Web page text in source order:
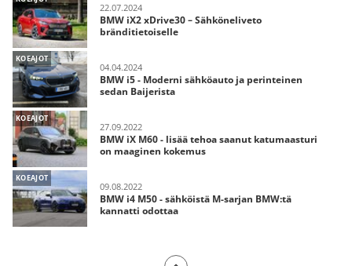
22.07.2024
BMW iX2 xDrive30 – Sähköneliveto
bränditietoiselle
KOEAJOT
04.04.2024
BMW i5 - Moderni sähköauto ja perinteinen
sedan Baijerista
KOEAJOT
27.09.2022
BMW iX M60 - lisää tehoa saanut katumaasturi
on maaginen kokemus
KOEAJOT
09.08.2022
BMW i4 M50 - sähköistä M-sarjan BMW:tä
kannatti odottaa